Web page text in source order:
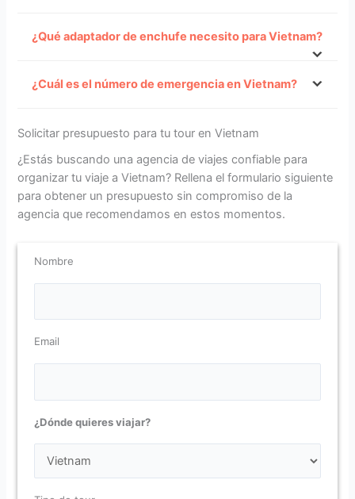
¿Qué adaptador de enchufe necesito para Vietnam?
¿Cuál es el número de emergencia en Vietnam?
Solicitar presupuesto para tu tour en Vietnam
¿Estás buscando una agencia de viajes confiable para
organizar tu viaje a Vietnam? Rellena el formulario siguiente
para obtener un presupuesto sin compromiso de la
agencia que recomendamos en estos momentos.
Nombre
Email
¿Dónde quieres viajar?